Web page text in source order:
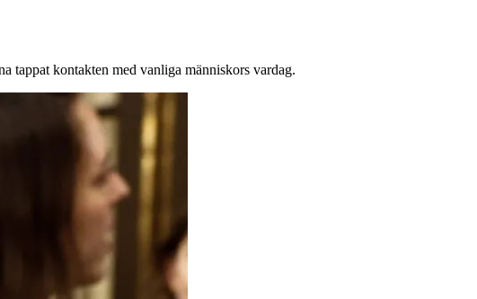
tappat kontakten med vanliga människors vardag.